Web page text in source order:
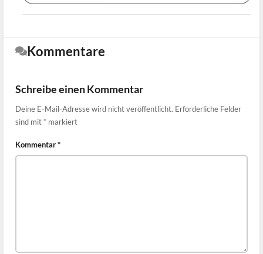
Kommentare
Schreibe einen Kommentar
Deine E-Mail-Adresse wird nicht veröffentlicht. Erforderliche Felder
sind mit * markiert
Kommentar*